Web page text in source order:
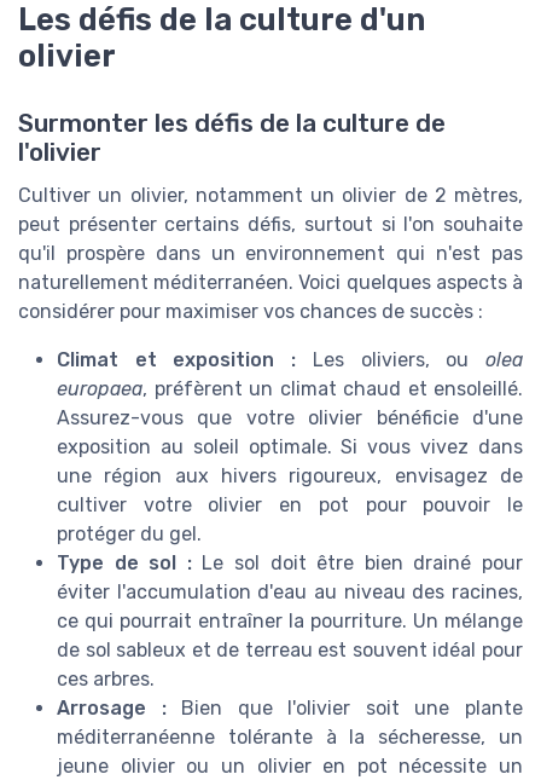
Les défis de la culture d'un
olivier
Surmonter les défis de la culture de
l'olivier
Cultiver un olivier, notamment un olivier de 2 mètres,
peut présenter certains défis, surtout si l'on souhaite
qu'il prospère dans un environnement qui n'est pas
naturellement méditerranéen. Voici quelques aspects à
considérer pour maximiser vos chances de succès :
Climat et exposition : Les oliviers, ouolea
europaea, préfèrent un climat chaud et ensoleillé.
Assurez-vous que votre olivier bénéficie d'une
exposition au soleil optimale. Si vous vivez dans
une région aux hivers rigoureux, envisagez de
cultiver votre olivier en pot pour pouvoir le
protéger du gel.
Type de sol :Le sol doit être bien drainé pour
éviter l'accumulation d'eau au niveau des racines,
ce qui pourrait entraîner la pourriture. Un mélange
de sol sableux et de terreau est souvent idéal pour
ces arbres.
Arrosage :Bien que l'olivier soit une plante
méditerranéenne tolérante à la sécheresse, un
jeune olivier ou un olivier en pot nécessite un